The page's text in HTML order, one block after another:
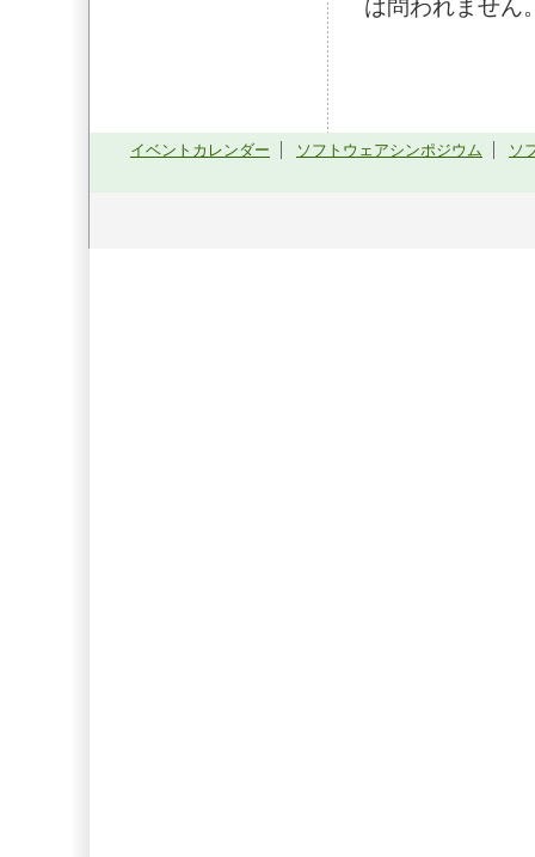
は問われません
イベントカレンダー ソフトウェアシンポジウム ソ